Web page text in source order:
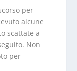
per
alcune
scattate a
Non
per